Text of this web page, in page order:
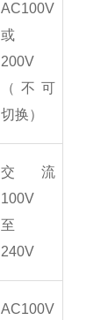
AC100V
或
200V
（不可
切换）
交流
100V
至
240V
AC100V